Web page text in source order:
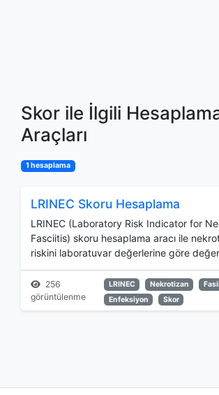
Skor ile İlgili
Araçları
1 hesaplama
LRINEC Skoru Hesaplama
LRINEC (Laboratory Risk Indicator for
Fasciitis) skoru hesaplama aracı ile
riskini laboratuvar değerlerine göre
256
görüntülenme
LRINEC Nekrotizan
Enfeksiyon
Skor